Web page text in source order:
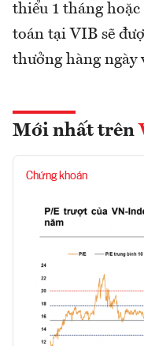
thiểu 1 tháng
toán tại VIB sẽ
thưởng hàng ngày
Mới nhất trên
Chứng khoán